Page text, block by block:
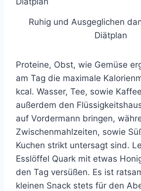
Ruhig und Ausgeglichen
Diätplan
Proteine, Obst, wie Gemüse
am Tag die maximale
kcal. Wasser, Tee, sowie
außerdem den
auf Vordermann bringen,
Zwischenmahlzeiten, sowie
Kuchen strikt untersagt sind.
Esslöffel Quark mit etwas
den Tag versüßen. Es ist
kleinen Snack stets für den